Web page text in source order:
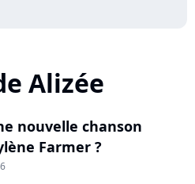
Alizée
nouvelle chanson
Farmer ?